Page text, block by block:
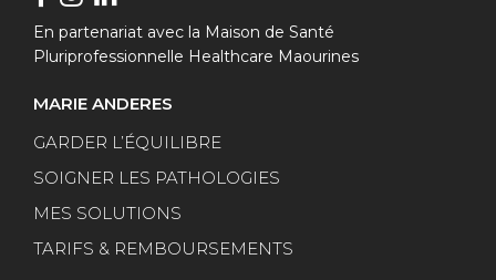
En partenariat avec la Maison de Santé
Pluriprofessionnelle Healthcare Maourines
MARIE ANDERES
GARDER L’ÉQUILIBRE
SOIGNER LES PATHOLOGIES
MES SOLUTIONS
TARIFS & REMBOURSEMENTS